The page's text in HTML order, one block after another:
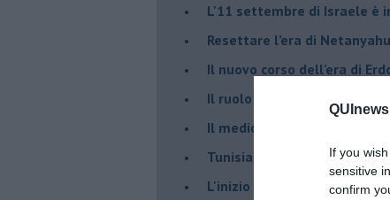
If you
sensitive
confirm
L'11 settembre di Israele è
Resettare l’era di Netanyahu
​Il nuovo corso dell’era di
Il ruolo delle diplomazie nei
Il medioriente di Silvio
Tunisia rischiosa e
L'inizio del “secolo della